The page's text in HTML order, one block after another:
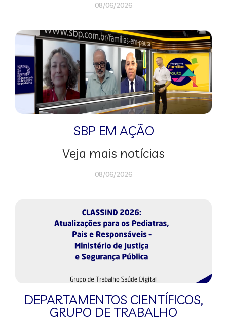
08/06/2026
SBP EM AÇÃO
Veja mais notícias
08/06/2026
DEPARTAMENTOS CIENTÍFICOS,
GRUPO DE TRABALHO